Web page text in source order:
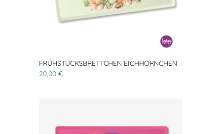
FRÜHSTÜCKSBRETTCHEN EICHHÖRNCHEN
20,00 €